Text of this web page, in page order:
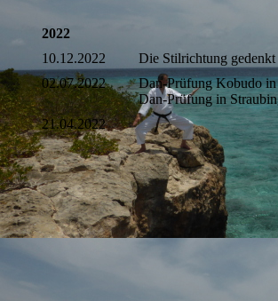
2022
10.12.2022
Die Stilrichtung
02.07.2022
Dan-Prüfung Kobudo in
Dan-Prüfung in
21.04.2022